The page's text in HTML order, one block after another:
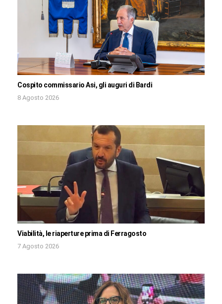
Cospito commissario Asi, gli auguri di Bardi
8 Agosto 2026
Viabilità, le riaperture prima di Ferragosto
7 Agosto 2026